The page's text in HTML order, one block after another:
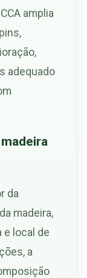
amplia
adequado
da
madeira,
e local de
a